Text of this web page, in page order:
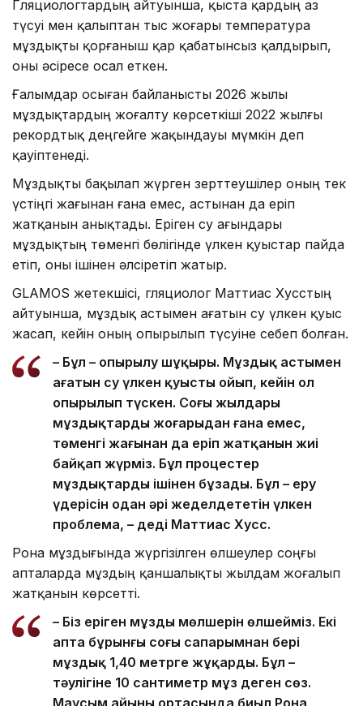
Гляциологтардың айтуынша, қыста қардың аз
түсуі мен қалыптан тыс жоғары температура
мұздықты қорғаныш қар қабатынсыз қалдырып,
оны әсіресе осал еткен.
Ғалымдар осыған байланысты 2026 жылы
мұздықтардың жоғалту көрсеткіші 2022 жылғы
рекордтық деңгейге жақындауы мүмкін деп
қауіптенеді.
Мұздықты бақылап жүрген зерттеушілер оның тек
үстіңгі жағынан ғана емес, астынан да еріп
жатқанын анықтады. Еріген су ағындары
мұздықтың төменгі бөлігінде үлкен қуыстар пайда
етіп, оны ішінен әлсіретіп жатыр.
GLAMOS жетекшісі, гляциолог Маттиас Хусстың
айтуынша, мұздық астымен ағатын су үлкен қуыс
жасап, кейін оның опырылып түсуіне себеп болған.
– Бұл – опырылу шұңқыры. Мұздық астымен
ағатын су үлкен қуысты ойып, кейін ол
опырылып түскен. Соңғы жылдары
мұздықтардың жоғарыдан ғана емес,
төменгі жағынан да еріп жатқанын жиі
байқап жүрміз. Бұл процестер
мұздықтарды ішінен бұзады. Бұл – еру
үдерісін одан әрі жеделдететін үлкен
проблема, – деді Маттиас Хусс.
Рона мұздығында жүргізілген өлшеулер соңғы
апталарда мұздың қаншалықты жылдам жоғалып
жатқанын көрсетті.
– Біз еріген мұздың мөлшерін өлшейміз. Екі
апта бұрынғы соңғы сапарымнан бері
мұздық 1,40 метрге жұқарды. Бұл –
тәулігіне 10 сантиметр мұз деген сөз.
Маусым айының ортасында биыл Рона